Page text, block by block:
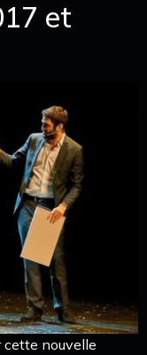
et
cette nouvelle